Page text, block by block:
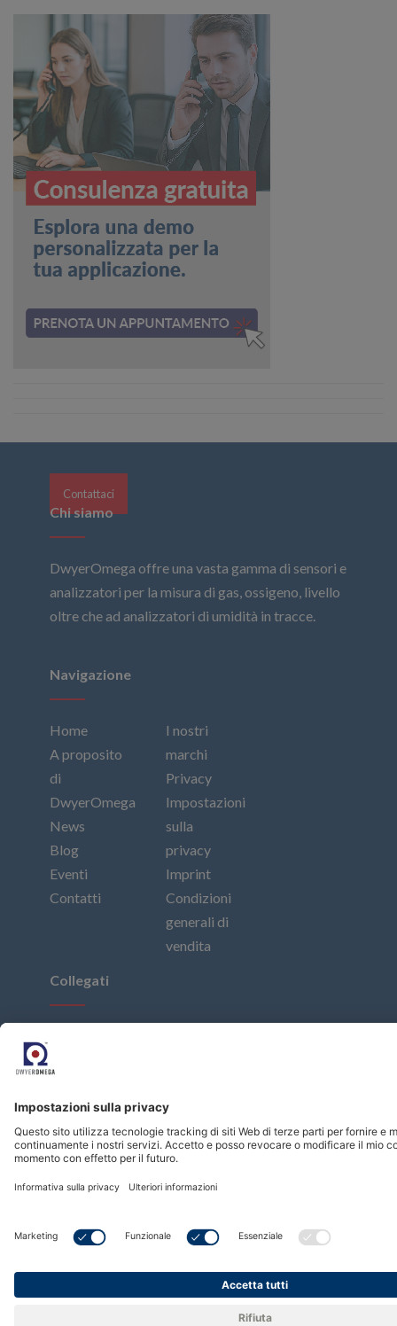
Contattaci
Chi siamo
DwyerOmega offre una vasta gamma di sensori e
analizzatori per la misura di gas, ossigeno, livello
oltre che ad analizzatori di umidità in tracce.
Navigazione
Home
A proposito
di
DwyerOmega
News
Blog
Eventi
Contatti
I nostri
marchi
Privacy
Impostazioni
sulla
privacy
Imprint
Condizioni
generali di
vendita
Collegati
Iscriviti alla nostra newsletter
Abbonarsi
Copyright © Dwyer Instruments, LLC. All Rights